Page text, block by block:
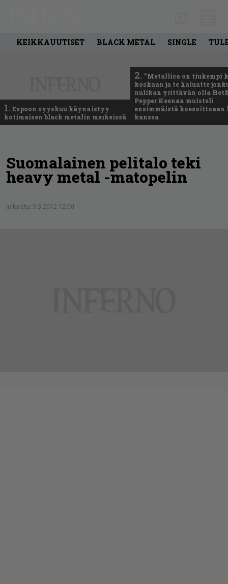
KEIKKAUUTISET BLACK METAL SINGLE
1. Espoon syyskuu käynnistyy
kotimaisen black metalin merkeissä
2. ”Metallica on tiukempi
koskaan ja te haluatte
nulikan yrittävän olla
Pepper Keenan muisteli
ensimmäistä
kanssa
Suomalainen pelitalo teki
heavy metal -matopelin
Julkaistu: 9.3.2012 12:00